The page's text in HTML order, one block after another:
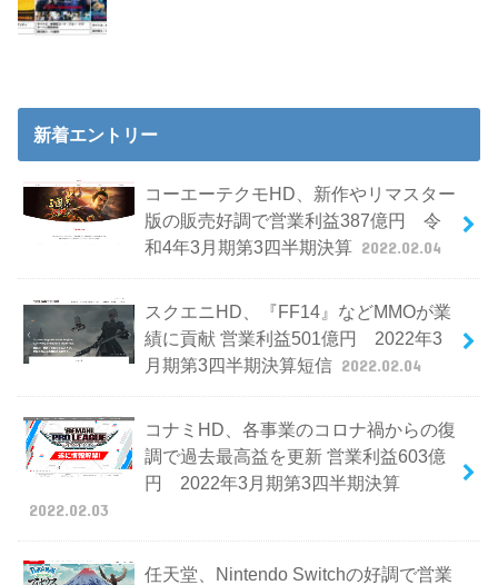
新着エントリー
コーエーテクモHD、新作やリマスター
版の販売好調で営業利益387億円 令
和4年3月期第3四半期決算 2022.02.04
スクエニHD、『FF14』などMMOが業
績に貢献 営業利益501億円 2022年3
月期第3四半期決算短信 2022.02.04
コナミHD、各事業のコロナ禍からの復
調で過去最高益を更新 営業利益603億
円 2022年3月期第3四半期決算
2022.02.03
任天堂、Nintendo Switchの好調で営業